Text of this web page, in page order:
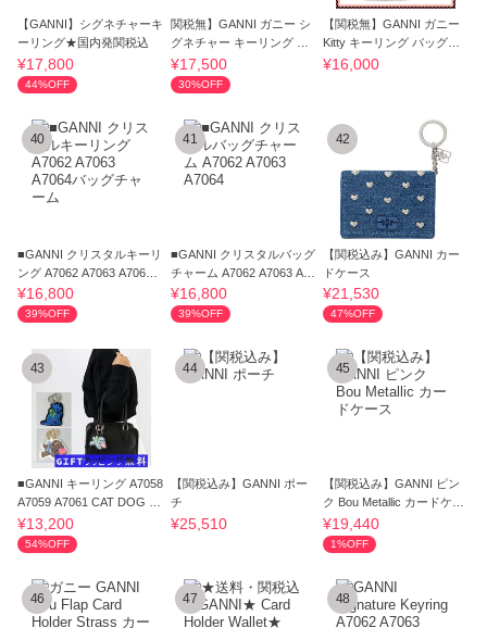
【GANNI】シグネチャーキ
ーリング★国内発関税込
¥17,800
44%OFF
関税無】GANNI ガニー シ
グネチャー キーリング バ
ッグチャーム
¥17,500
30%OFF
【関税無】GANNI ガニー
Kitty キーリング バッグチ
ャーム
¥16,000
40
■GANNI クリスタルキーリ
ング A7062 A7063 A7064
バッグチャーム
¥16,800
39%OFF
41
■GANNI クリスタルバッグ
チャーム A7062 A7063 A70
64
¥16,800
39%OFF
42
【関税込み】GANNI カー
ドケース
¥21,530
47%OFF
43
■GANNI キーリング A7058
A7059 A7061 CAT DOG K
EYRING
¥13,200
54%OFF
44
【関税込み】GANNI ポー
チ
¥25,510
45
【関税込み】GANNI ピン
ク Bou Metallic カードケー
ス
¥19,440
1%OFF
46 47 48